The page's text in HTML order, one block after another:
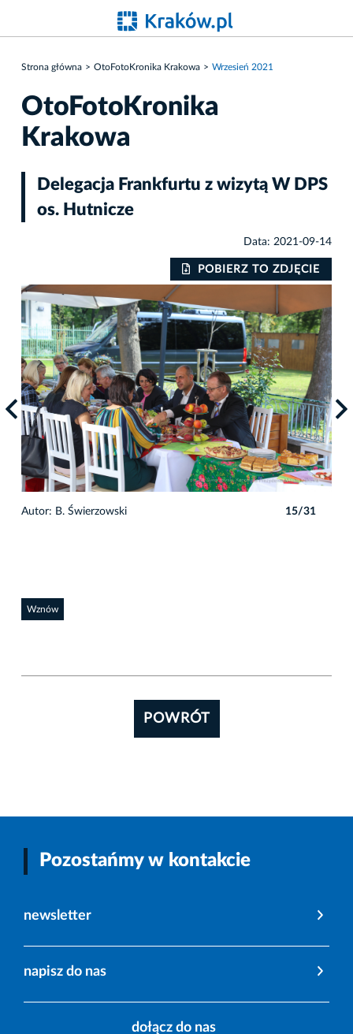
Strona główna OtoFotoKronika Krakowa Wrzesień 2021
OtoFotoKronika
Krakowa
Delegacja Frankfurtu z wizytą W DPS
os. Hutnicze
Data: 2021-09-14
POBIERZ TO ZDJĘCIE
Autor: B. Świerzowski 15/31
Wznów
POWRÓT
Pozostańmy w kontakcie
newsletter
napisz do nas
dołącz do nas